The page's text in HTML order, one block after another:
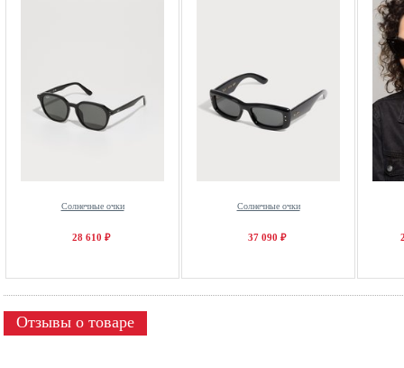
Солнечные очки
28 610 ₽
Солнечные очки
37 090 ₽
Отзывы о товаре